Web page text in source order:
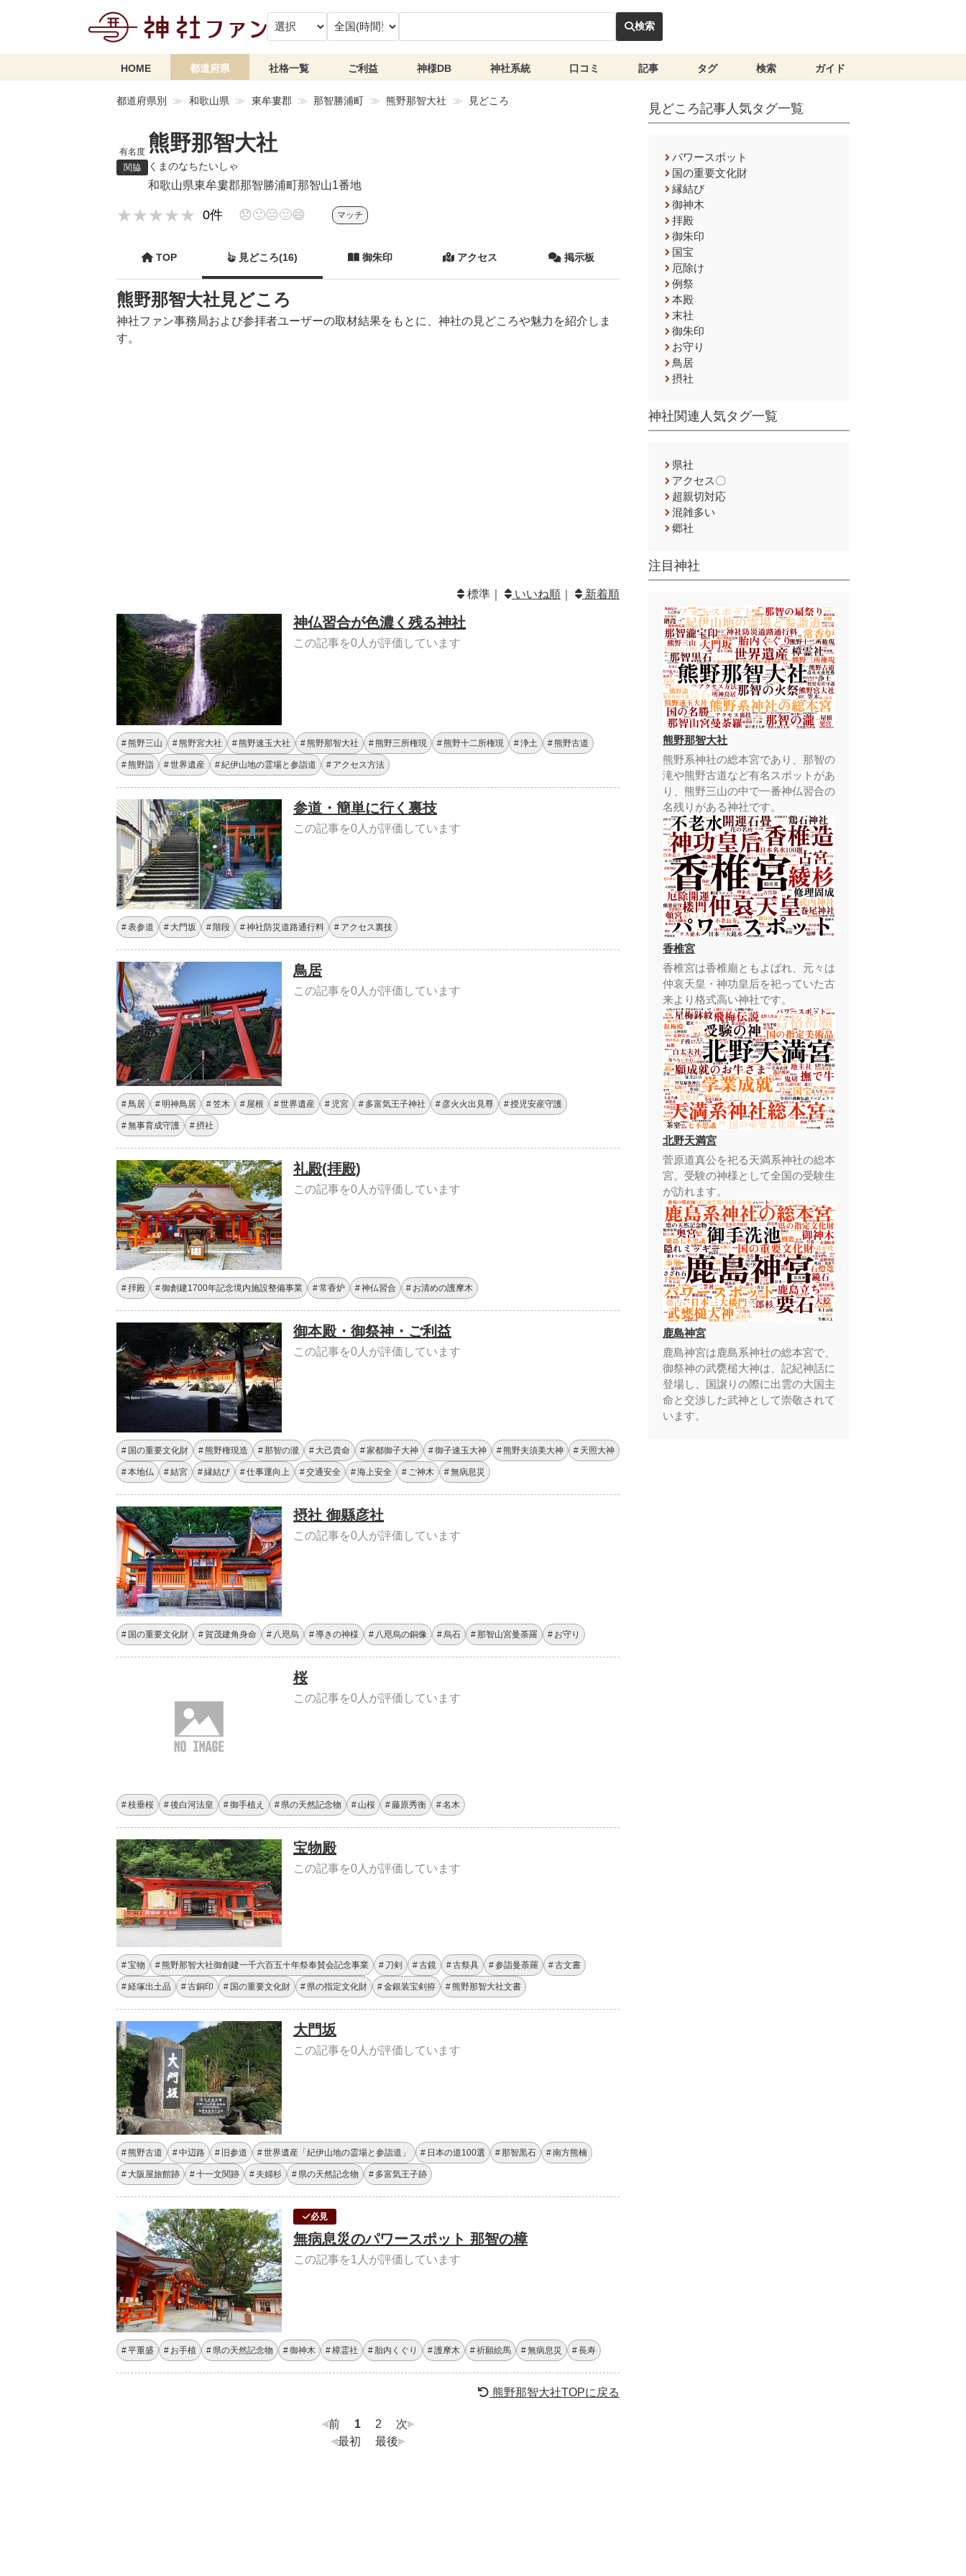
検索
HOME 都道府県 社格一覧 ご利益 神様DB 神社系統 口コミ 記事 タグ 検索 ガイド
都道府県別 和歌山県 東牟婁郡 那智勝浦町 熊野那智大社 見どころ
有名度
関脇
熊野那智大社
くまのなちたいしゃ
和歌山県東牟婁郡那智勝浦町那智山1番地
★★★★★
★★★★★ 0件 😞🙁😐🙂😄 マッチ
TOP 見どころ(16) 御朱印 アクセス 掲示板
熊野那智大社見どころ
神社ファン事務局および参拝者ユーザーの取材結果をもとに、神社の見どころや魅力を紹介しま
す。
標準｜ いいね順 新着順
神仏習合が色濃く残る神社
この記事を0人が評価しています
熊野三山 熊野宮大社 熊野速玉大社 熊野那智大社 熊野三所権現 熊野十二所権現 浄土 熊野古道
熊野詣 世界遺産 紀伊山地の霊場と参詣道 アクセス方法
参道・簡単に行く裏技
この記事を0人が評価しています
表参道 大門坂 階段 神社防災道路通行料 アクセス裏技
鳥居
この記事を0人が評価しています
鳥居 明神鳥居 笠木 屋根 世界遺産 児宮 多富気王子神社 彦火火出見尊 授児安産守護
無事育成守護 摂社
礼殿(拝殿)
この記事を0人が評価しています
拝殿 御創建1700年記念境内施設整備事業 常香炉 神仏習合 お清めの護摩木
御本殿・御祭神・ご利益
この記事を0人が評価しています
国の重要文化財 熊野権現造 那智の瀧 大己貴命 家都御子大神 御子速玉大神 熊野夫須美大神 天照大神
本地仏 結宮 縁結び 仕事運向上 交通安全 海上安全 ご神木 無病息災
摂社 御縣彦社
この記事を0人が評価しています
国の重要文化財 賀茂建角身命 八咫烏 導きの神様 八咫烏の銅像 烏石 那智山宮曼荼羅 お守り
桜
この記事を0人が評価しています
枝垂桜 後白河法皇 御手植え 県の天然記念物 山桜 藤原秀衡 名木
宝物殿
この記事を0人が評価しています
宝物 熊野那智大社御創建一千六百五十年祭奉賛会記念事業 刀剣 古鏡 古祭具 参詣曼荼羅 古文書
経塚出土品 古銅印 国の重要文化財 県の指定文化財 金銀装宝剣拵 熊野那智大社文書
大門坂
この記事を0人が評価しています
熊野古道 中辺路 旧参道 世界遺産「紀伊山地の霊場と参詣道」 日本の道100選 那智黒石 南方熊楠
大阪屋旅館跡 十一文関跡 夫婦杉 県の天然記念物 多富気王子跡
必見
無病息災のパワースポット 那智の樟
この記事を1人が評価しています
平重盛 お手植 県の天然記念物 御神木 樟霊社 胎内くぐり 護摩木 祈願絵馬 無病息災 長寿
熊野那智大社TOPに戻る
前 1 2
次
最初
最後
見どころ記事人気タグ一覧
パワースポット
国の重要文化財
縁結び
御神木
拝殿
御朱印
国宝
厄除け
例祭
本殿
末社
御朱印
お守り
鳥居
摂社
神社関連人気タグ一覧
県社
アクセス〇
超親切対応
混雑多い
郷社
注目神社
熊野那智大社
熊野系神社の総本宮であり、那智の
滝や熊野古道など有名スポットがあ
り、熊野三山の中で一番神仏習合の
名残りがある神社です。
香椎宮
香椎宮は香椎廟ともよばれ、元々は
仲哀天皇・神功皇后を祀っていた古
来より格式高い神社です。
北野天満宮
菅原道真公を祀る天満系神社の総本
宮。受験の神様として全国の受験生
が訪れます。
鹿島神宮
鹿島神宮は鹿島系神社の総本宮で、
御祭神の武甕槌大神は、記紀神話に
登場し、国譲りの際に出雲の大国主
命と交渉した武神として崇敬されて
います。